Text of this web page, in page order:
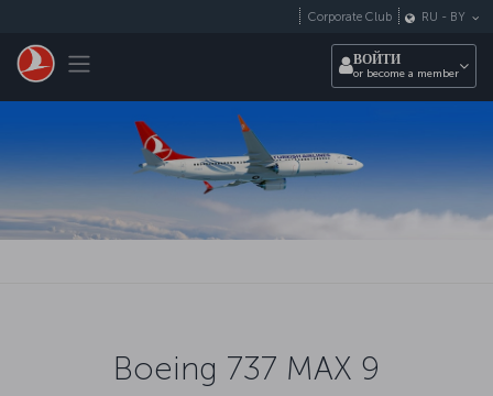
Toggle navigation
Corporate Club RU - BY
ВОЙТИ
or become a member
Boeing 737 MAX 9